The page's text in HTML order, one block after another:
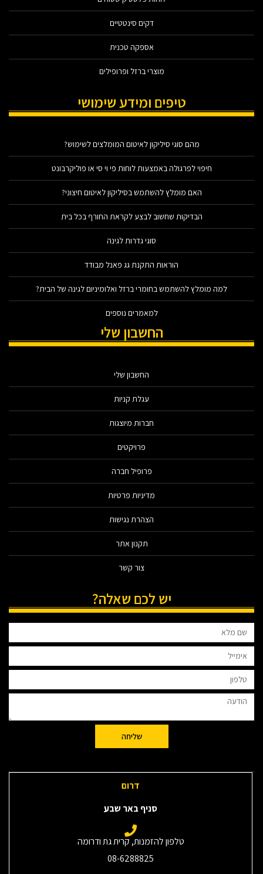
דקים סינטטיים
אספקה טכנית
מוצרי ברזל ופרופילים
טיפים ומידע שימושי
מהם סוגי סיליקון לאיטום המומלצים לשימוש?
חיפוי לפרגולה באמצעות לוחות פי וי סי או פוליקרבונט
האם מומלץ להשתמש בסיליקון לאיטום חיצוני?
הבדיקות שחשוב לבצע לקראת החורף בכל בית
סוגי גדרות לגינה
הוראות התקנת גג פאנל מבודד
למה מומלץ להשתמש בחומרי ברזל ואלומיניום לגינה של הבית?
למאמרים נוספים
החשבון שלי
החשבון שלי
עגלת קניות
חברות מיוצגות
פרויקטים
פרופיל חברה
מדיניות פרטיות
הצהרת נגישות
תקנון אתר
צור קשר
יש לכם שאלה?
שליחה
דרום
סניף באר שבע
טלפון להזמנות, קרית גת ודרומה
08-6288825